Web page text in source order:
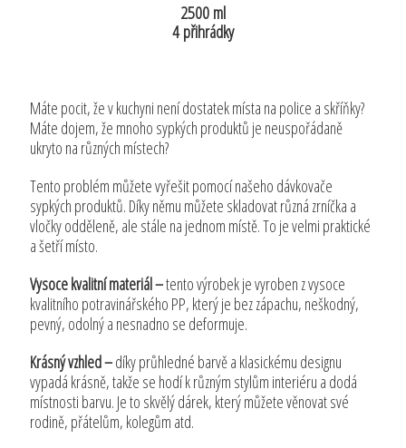
2500 ml
4 přihrádky
Máte pocit, že v kuchyni není dostatek místa na police a skříňky?
Máte dojem, že mnoho sypkých produktů je neuspořádaně
ukryto na různých místech?
Tento problém můžete vyřešit pomocí našeho dávkovače
sypkých produktů. Díky němu můžete skladovat různá zrníčka a
vločky odděleně, ale stále na jednom místě. To je velmi praktické
a šetří místo.
Vysoce kvalitní materiál –tento výrobek je vyroben z vysoce
kvalitního potravinářského PP, který je bez zápachu, neškodný,
pevný, odolný a nesnadno se deformuje.
Krásný vzhled –díky průhledné barvě a klasickému designu
vypadá krásně, takže se hodí k různým stylům interiéru a dodá
místnosti barvu. Je to skvělý dárek, který můžete věnovat své
rodině, přátelům, kolegům atd.